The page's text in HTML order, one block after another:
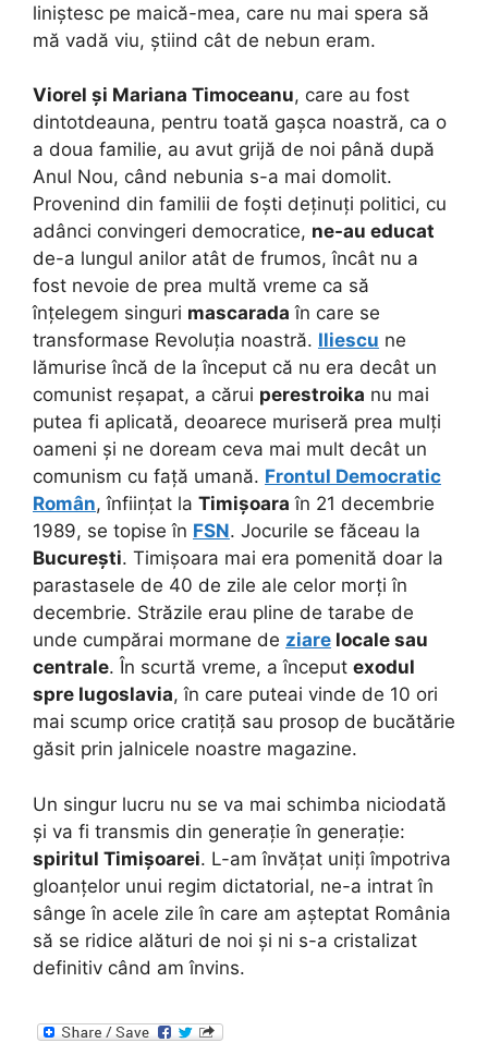
liniștesc pe maică-mea, care nu mai spera să
mă vadă viu, știind cât de nebun eram.
Viorel și Mariana Timoceanu, care au fost
dintotdeauna, pentru toată gașca noastră, ca o
a doua familie, au avut grijă de noi până după
Anul Nou, când nebunia s-a mai domolit.
Provenind din familii de foști deținuți politici, cu
adânci convingeri democratice, ne-au educat
de-a lungul anilor atât de frumos, încât nu a
fost nevoie de prea multă vreme ca să
înțelegem singuri mascarada în care se
transformase Revoluția noastră. Iliescu ne
lămurise încă de la început că nu era decât un
comunist reșapat, a cărui perestroika nu mai
putea fi aplicată, deoarece muriseră prea mulți
oameni și ne doream ceva mai mult decât un
comunism cu față umană. Frontul Democratic
Român, înființat la Timișoara în 21 decembrie
1989, se topise în FSN. Jocurile se făceau la
București. Timișoara mai era pomenită doar la
parastasele de 40 de zile ale celor morți în
decembrie. Străzile erau pline de tarabe de
unde cumpărai mormane de ziare locale sau
centrale. În scurtă vreme, a început exodul
spre Iugoslavia, în care puteai vinde de 10 ori
mai scump orice cratiță sau prosop de bucătărie
găsit prin jalnicele noastre magazine.
Un singur lucru nu se va mai schimba niciodată
și va fi transmis din generație în generație:
spiritul Timișoarei. L-am învățat uniți împotriva
gloanțelor unui regim dictatorial, ne-a intrat în
sânge în acele zile în care am așteptat România
să se ridice alături de noi și ni s-a cristalizat
definitiv când am învins.